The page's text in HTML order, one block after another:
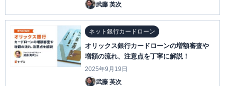
武藤 英次
ネット銀行カードローン
オリックス銀行カードローンの増額審査や
増額の流れ、注意点を丁寧に解説！
2025年9月19日
武藤 英次